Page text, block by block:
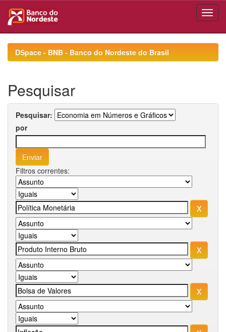
navigationDSpace - BNB - Banco do Nordeste do Brasil
Pesquisar
Pesquisar:
por
Filtros correntes: